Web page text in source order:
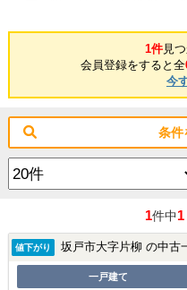
1件見
会員登録をすると全
今
条件
1件中
値下がり 坂戸市大字片柳 の中古
一戸建て